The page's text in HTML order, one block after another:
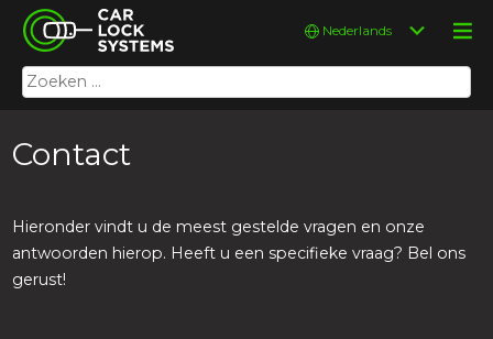
Skip
content
Car Lock Systems
Car Lock Systems
Zoeken
naar:
Kies
taal
Contact
Hieronder vindt u de meest gestelde vragen en onze
antwoorden hierop. Heeft u een specifieke vraag? Bel ons
gerust!